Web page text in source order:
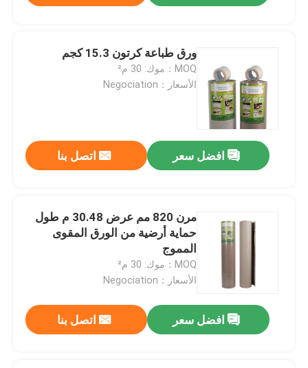
ورق طباعة كرتون 15.3 كجم
MOQ：موك: 30 م²
الأسعار：Negociation
افضل سعر اتصل بنا
مرن 820 مم عرض 30.48 م طول
حماية أرضية من الورق المقوى
المموج
MOQ：موك: 30 م²
الأسعار：Negociation
افضل سعر اتصل بنا